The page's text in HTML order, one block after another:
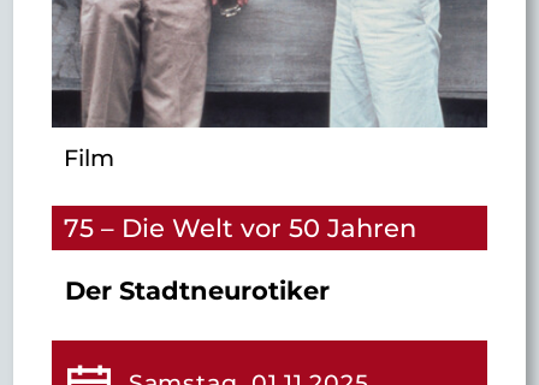
Film
75 – Die Welt vor 50 Jahren
Der Stadtneurotiker